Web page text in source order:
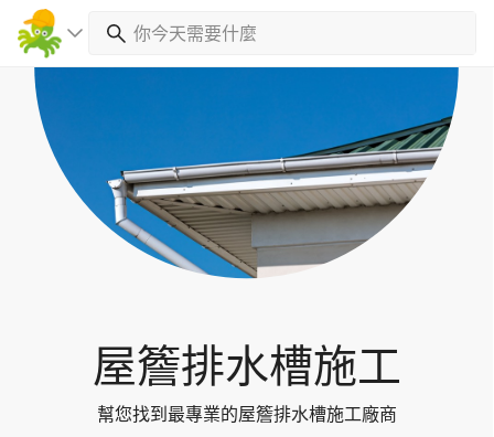
屋簷排水槽施工
幫您找到最專業的屋簷排水槽施工廠商